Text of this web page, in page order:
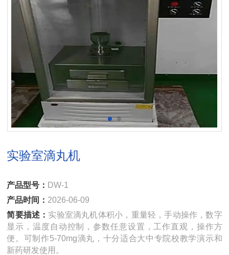
实验室滴丸机
产品型号： DW-1
产品时间： 2026-06-09
简要描述： 实验室滴丸机体积小，重量轻，手动操作，数字
显示，温度自动控制，参数任意设置，工作直观，操作方
便。可制作5-70mg滴丸，十分适合大中专院校教学演示和
新药研发使用。